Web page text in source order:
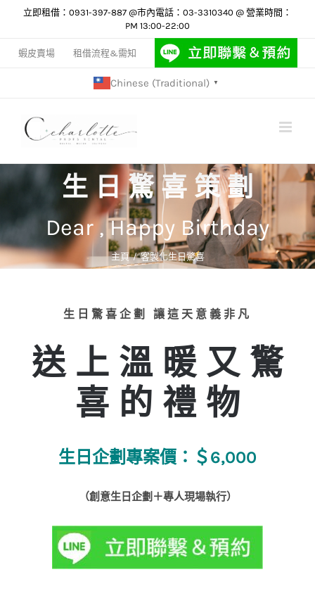
content
立即租借：0931-397-887 @市內電話：03-3310340 @ 營業時間：
PM 13:00-22:00
蝦皮賣場 租借流程&需知
Chinese (Traditional) ▼
生 日 驚 喜 策 劃
Dear , Happy Birthday
主頁 客製化生日驚喜
生日驚喜企劃 讓這天意義非凡
送 上 溫 暖 又 驚
喜 的 禮 物
生日企劃專案價：＄6,000
（創意生日企劃＋專人現場執行）